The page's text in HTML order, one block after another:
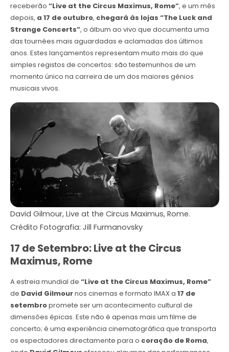
receberão “Live at the Circus Maximus, Rome”, e um mês
depois, a 17 de outubro, chegará às lojas “The Luck and
Strange Concerts”, o álbum ao vivo que documenta uma
das tournées mais aguardadas e aclamadas dos últimos
anos. Estes lançamentos representam muito mais do que
simples registos de concertos: são testemunhos de um
momento único na carreira de um dos maiores génios
musicais vivos.
David Gilmour, Live at the Circus Maximus, Rome.
Crédito Fotografia: Jill Furmanovsky
17 de Setembro: Live at the Circus
Maximus, Rome
A estreia mundial de “Live at the Circus Maximus, Rome”
de David Gilmournos cinemas e formato IMAX a 17 de
setembropromete ser um acontecimento cultural de
dimensões épicas. Este não é apenas mais um filme de
concerto; é uma experiência cinematográfica que transporta
os espectadores directamente para o coração de Roma,